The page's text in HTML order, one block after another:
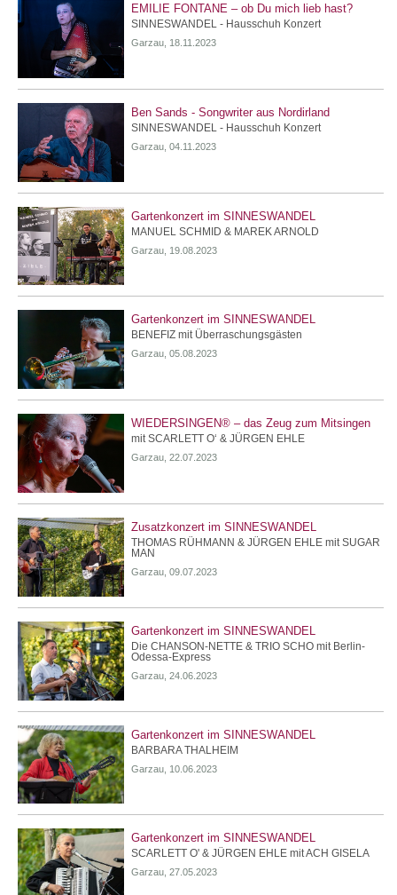
EMILIE FONTANE – ob Du mich lieb hast?
SINNESWANDEL - Hausschuh Konzert
Garzau, 18.11.2023
Ben Sands - Songwriter aus Nordirland
SINNESWANDEL - Hausschuh Konzert
Garzau, 04.11.2023
Gartenkonzert im SINNESWANDEL
MANUEL SCHMID & MAREK ARNOLD
Garzau, 19.08.2023
Gartenkonzert im SINNESWANDEL
BENEFIZ mit Überraschungsgästen
Garzau, 05.08.2023
WIEDERSINGEN® – das Zeug zum Mitsingen
mit SCARLETT O‘ & JÜRGEN EHLE
Garzau, 22.07.2023
Zusatzkonzert im SINNESWANDEL
THOMAS RÜHMANN & JÜRGEN EHLE mit SUGAR
MAN
Garzau, 09.07.2023
Gartenkonzert im SINNESWANDEL
Die CHANSON-NETTE & TRIO SCHO mit Berlin-
Odessa-Express
Garzau, 24.06.2023
Gartenkonzert im SINNESWANDEL
BARBARA THALHEIM
Garzau, 10.06.2023
Gartenkonzert im SINNESWANDEL
SCARLETT O' & JÜRGEN EHLE mit ACH GISELA
Garzau, 27.05.2023